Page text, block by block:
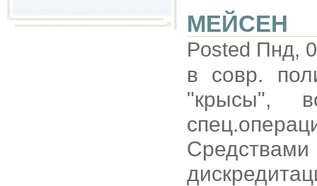
МЕЙСЕН
Posted Пнд,
в совр.
"крысы",